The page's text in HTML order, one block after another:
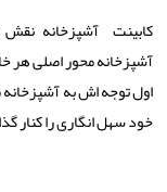
کابینت آشپزخانه نقش
آشپزخانه محور اصلی هر
اول توجه اش به آشپزخانه
خود سهل ‌انگاری را کنار